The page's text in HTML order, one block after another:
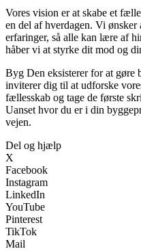
Vores vision er at skabe et
en del af hverdagen. Vi
erfaringer, så alle kan lære af
håber vi at styrke dit mod og
Byg Den eksisterer for at
inviterer dig til at udforske
fællesskab og tage de første
Uanset hvor du er i din
vejen.
Del og hjælp
X
Facebook
Instagram
LinkedIn
YouTube
Pinterest
TikTok
Mail